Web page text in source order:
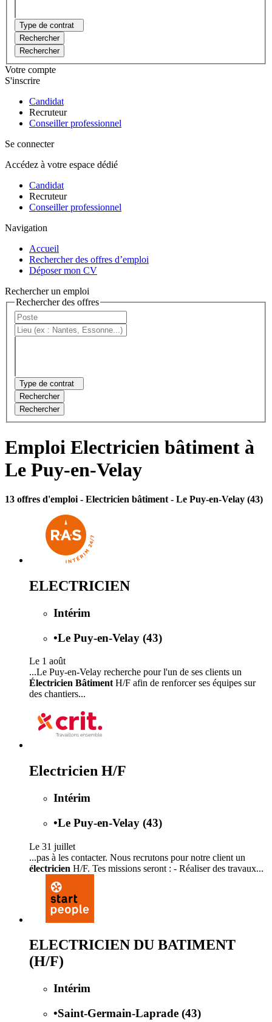
Type de contrat
Rechercher
Rechercher
Votre compte
S'inscrire
Candidat
Recruteur
Conseiller professionnel
Se connecter
Accédez à votre espace dédié
Candidat
Recruteur
Conseiller professionnel
Navigation
Accueil
Rechercher des offres d’emploi
Déposer mon CV
Rechercher un emploi
Rechercher des offres
Type de contrat
Rechercher
Rechercher
Emploi Electricien bâtiment à
Le Puy-en-Velay
13 offres d'emploi - Electricien bâtiment - Le Puy-en-Velay (43)
ELECTRICIEN
Intérim
•Le Puy-en-Velay (43)
Le 1 août
...Le Puy-en-Velay recherche pour l'un de ses clients un
Électricien Bâtiment H/F afin de renforcer ses équipes sur
des chantiers...
Electricien H/F
Intérim
•Le Puy-en-Velay (43)
Le 31 juillet
...pas à les contacter. Nous recrutons pour notre client un
électricien H/F. Tes missions seront : - Réaliser des travaux...
ELECTRICIEN DU BATIMENT
(H/F)
Intérim
•Saint-Germain-Laprade (43)